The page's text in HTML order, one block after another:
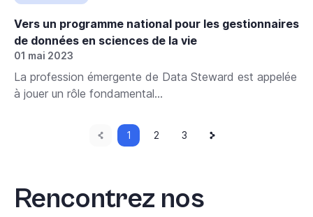
Vers un programme national pour les gestionnaires
de données en sciences de la vie
01 mai 2023
La profession émergente de Data Steward est appelée
à jouer un rôle fondamental...
précédente
Current
page
1 Page
2 Page
3
page
Rencontrez nos